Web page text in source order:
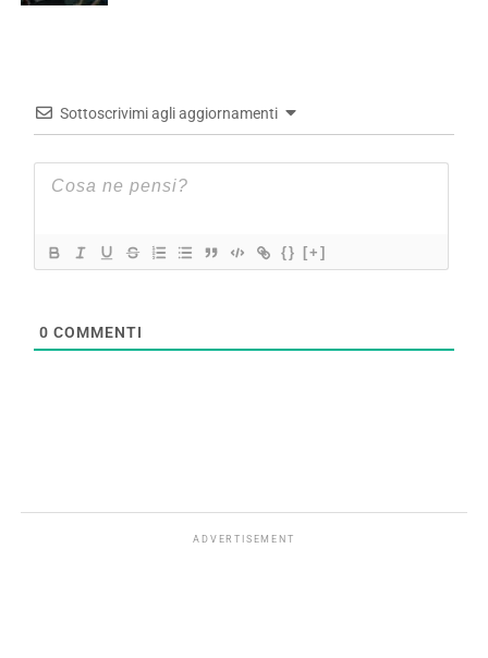
Sottoscrivimi agli aggiornamenti
{} [+]
0 COMMENTI
ADVERTISEMENT